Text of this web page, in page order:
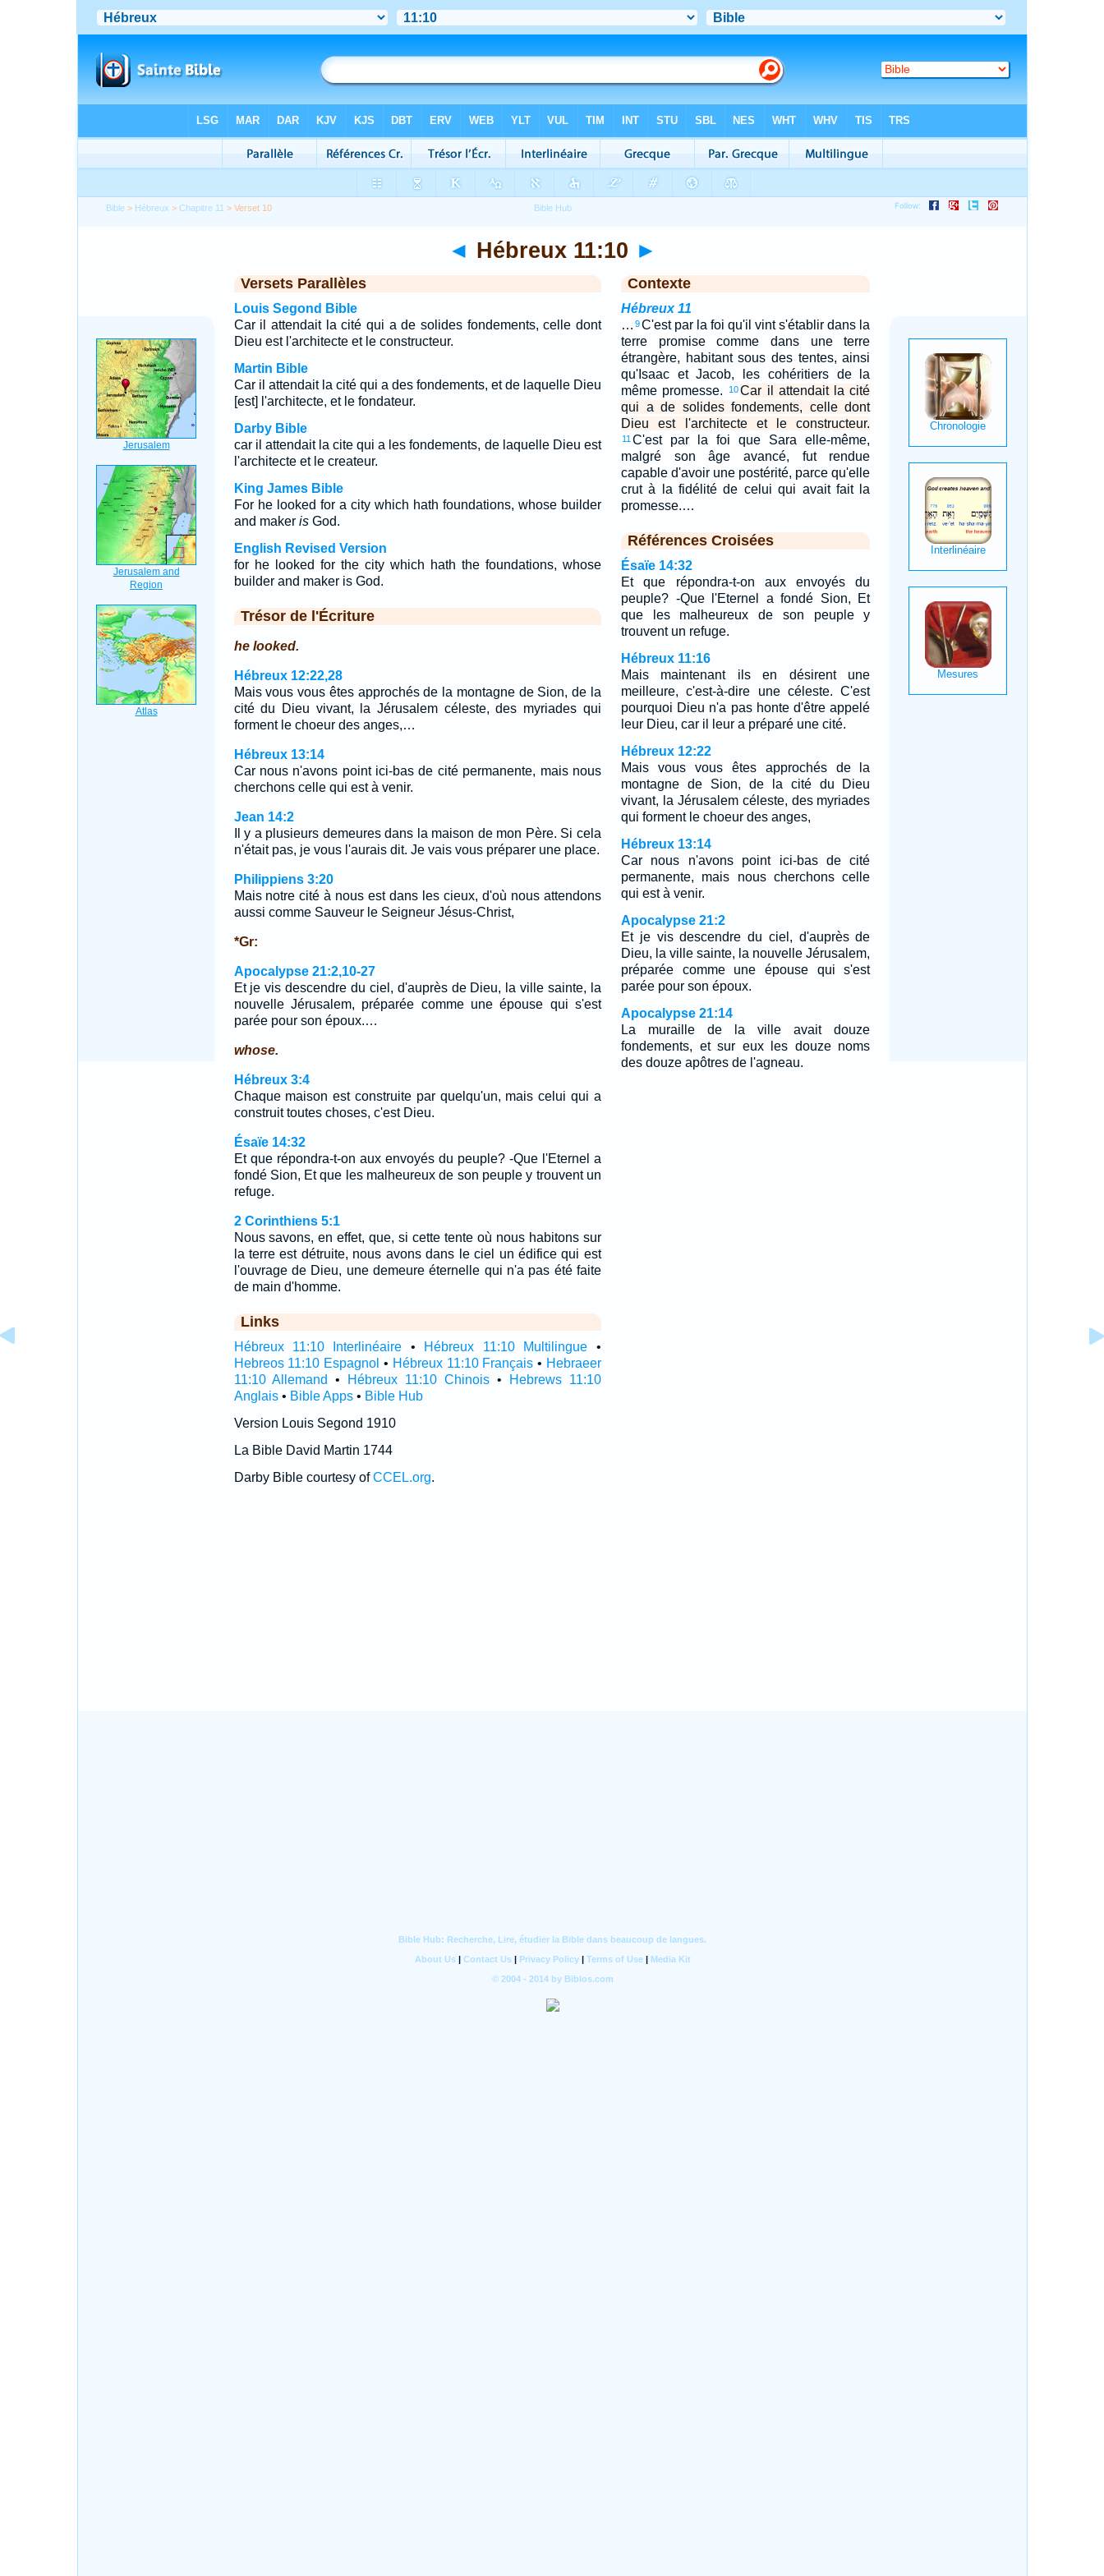
Bible > Hébreux >Chapitre 11 > Verset 10
◄ Hébreux 11:10 ►
Versets Parallèles
Louis Segond Bible
Car il attendait la cité qui a de solides fondements, celle dont
Dieu est l'architecte et le constructeur.
Martin Bible
Car il attendait la cité qui a des fondements, et de laquelle Dieu
[est] l'architecte, et le fondateur.
Darby Bible
car il attendait la cite qui a les fondements, de laquelle Dieu est
l'architecte et le createur.
King James Bible
For he looked for a city which hath foundations, whose builder
and maker isGod.
English Revised Version
for he looked for the city which hath the foundations, whose
builder and maker is God.
Trésor de l'Écriture
he looked.
Hébreux 12:22,28
Mais vous vous êtes approchés de la montagne de Sion, de la
cité du Dieu vivant, la Jérusalem céleste, des myriades qui
forment le choeur des anges,…
Hébreux 13:14
Car nous n'avons point ici-bas de cité permanente, mais nous
cherchons celle qui est à venir.
Jean 14:2
Il y a plusieurs demeures dans la maison de mon Père. Si cela
n'était pas, je vous l'aurais dit. Je vais vous préparer une place.
Philippiens 3:20
Mais notre cité à nous est dans les cieux, d'où nous attendons
aussi comme Sauveur le Seigneur Jésus-Christ,
*Gr:
Apocalypse 21:2,10-27
Et je vis descendre du ciel, d'auprès de Dieu, la ville sainte, la
nouvelle Jérusalem, préparée comme une épouse qui s'est
parée pour son époux.…
whose.
Hébreux 3:4
Chaque maison est construite par quelqu'un, mais celui qui a
construit toutes choses, c'est Dieu.
Ésaïe 14:32
Et que répondra-t-on aux envoyés du peuple? -Que l'Eternel a
fondé Sion, Et que les malheureux de son peuple y trouvent un
refuge.
2 Corinthiens 5:1
Nous savons, en effet, que, si cette tente où nous habitons sur
la terre est détruite, nous avons dans le ciel un édifice qui est
l'ouvrage de Dieu, une demeure éternelle qui n'a pas été faite
de main d'homme.
Links
Hébreux 11:10 Interlinéaire • Hébreux 11:10 Multilingue •
Hebreos 11:10 Espagnol • Hébreux 11:10 Français • Hebraeer
11:10 Allemand
• Hébreux 11:10 Chinois •
Hebrews 11:10
Anglais• Bible Apps• Bible Hub
Version Louis Segond 1910
La Bible David Martin 1744
Darby Bible courtesy ofCCEL.org.
Contexte
Hébreux 11
… 9C'est par la foi qu'il vint s'établir dans la
terre promise comme dans une terre
étrangère, habitant sous des tentes, ainsi
qu'Isaac et Jacob, les cohéritiers de la
même promesse.
10 Car il attendait la cité
qui a de solides fondements, celle dont
Dieu est l'architecte et le constructeur.
11 C'est par la foi que Sara elle-même,
malgré son âge avancé, fut rendue
capable d'avoir une postérité, parce qu'elle
crut à la fidélité de celui qui avait fait la
promesse.…
Références Croisées
Ésaïe 14:32
Et que répondra-t-on aux envoyés du
peuple? -Que l'Eternel a fondé Sion, Et
que les malheureux de son peuple y
trouvent un refuge.
Hébreux 11:16
Mais maintenant ils en désirent une
meilleure, c'est-à-dire une céleste. C'est
pourquoi Dieu n'a pas honte d'être appelé
leur Dieu, car il leur a préparé une cité.
Hébreux 12:22
Mais vous vous êtes approchés de la
montagne de Sion, de la cité du Dieu
vivant, la Jérusalem céleste, des myriades
qui forment le choeur des anges,
Hébreux 13:14
Car nous n'avons point ici-bas de cité
permanente, mais nous cherchons celle
qui est à venir.
Apocalypse 21:2
Et je vis descendre du ciel, d'auprès de
Dieu, la ville sainte, la nouvelle Jérusalem,
préparée comme une épouse qui s'est
parée pour son époux.
Apocalypse 21:14
La muraille de la ville avait douze
fondements, et sur eux les douze noms
des douze apôtres de l'agneau.